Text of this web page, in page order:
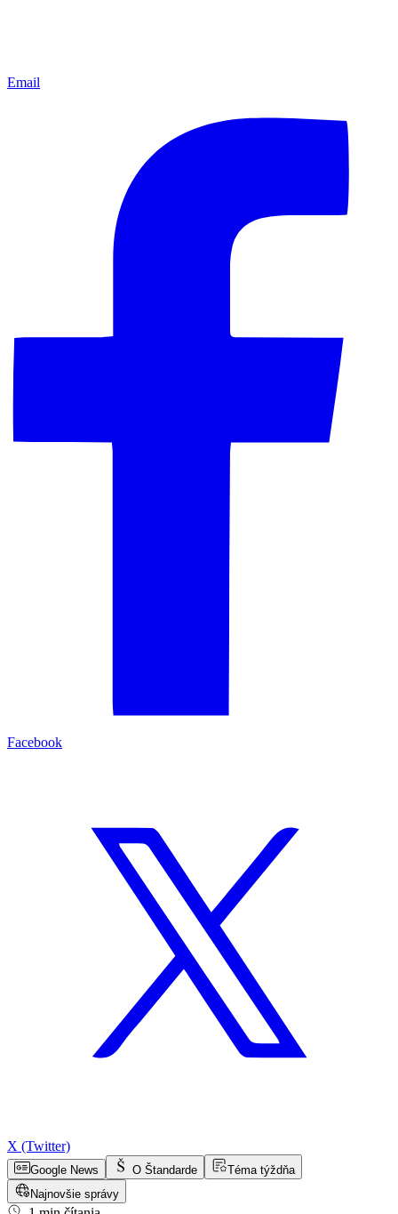
Email
Facebook
X (Twitter)
Google News O Štandarde
Téma týždňa
Najnovšie správy